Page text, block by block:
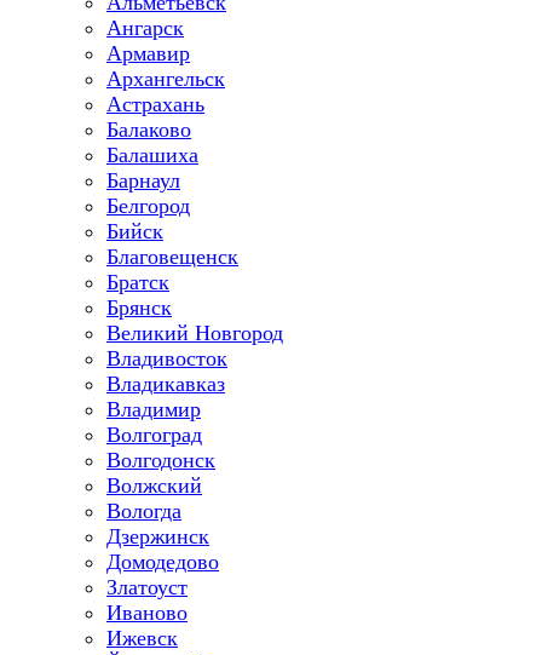
Ангарск
Армавир
Архангельск
Астрахань
Балаково
Балашиха
Барнаул
Белгород
Бийск
Благовещенск
Братск
Брянск
Великий Новгород
Владивосток
Владикавказ
Владимир
Волгоград
Волгодонск
Волжский
Вологда
Дзержинск
Домодедово
Златоуст
Иваново
Ижевск